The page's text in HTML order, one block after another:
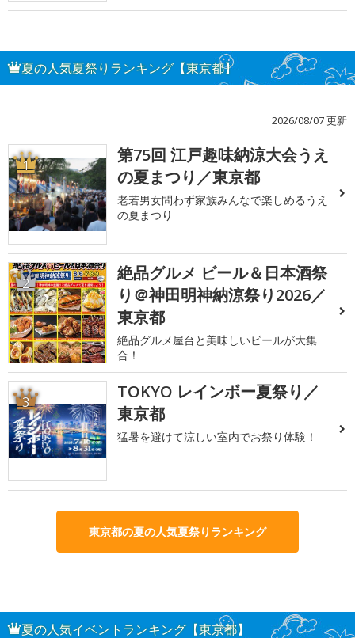
夏の人気夏祭りランキング【東京都】
2026/08/07 更新
1
第75回 江戸趣味納涼大会うえ
の夏まつり／東京都
老若男女問わず家族みんなで楽しめるうえ
の夏まつり
2
絶品グルメ ビール＆日本酒祭
り＠神田明神納涼祭り2026／
東京都
絶品グルメ屋台と美味しいビールが大集
合！
3
TOKYO レインボー夏祭り／
東京都
猛暑を避けて涼しい室内でお祭り体験！
東京都の夏の人気夏祭りランキング
夏の人気イベントランキング【東京都】